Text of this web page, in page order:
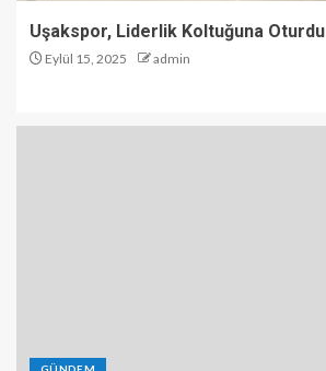
Uşakspor, Liderlik Koltuğuna Oturdu
Eylül 15, 2025 admin
GÜNDEM